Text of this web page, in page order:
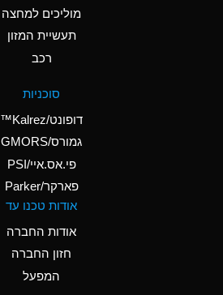
Ammonium Nitrite
Ammonium Persulfate
Ammonium Phosphate
A
Ammonium Sulfate
A
Amyl Acetate (Banana
מוליכים למחצה
תעשיית המזון
רכב
סוכניות
דופונט/Kalrez™
גמורס/GMORS
פי.אס.איי/PSI
פארקר/Parker
אודות טכנו עד
אודות החברה
חזון החברה
המפעל